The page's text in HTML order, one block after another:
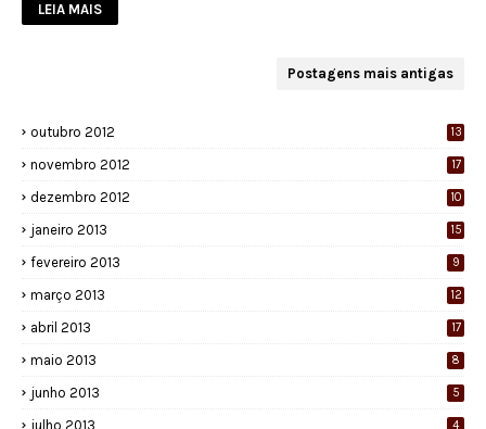
LEIA MAIS
Postagens mais antigas
outubro 2012 13
novembro 2012 17
dezembro 2012 10
janeiro 2013 15
fevereiro 2013 9
março 2013 12
abril 2013 17
maio 2013 8
junho 2013 5
julho 2013 4